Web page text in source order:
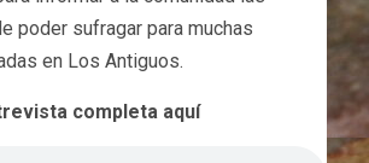
poder sufragar para muchas
en Los Antiguos.
completa aquí